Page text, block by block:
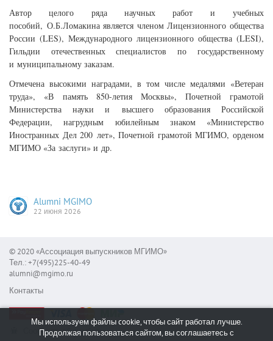
Автор целого ряда научных работ и учебных
пособий, О.Б.Ломакина является членом Лицензионного общества
России (LES), Международного лицензионного общества (LESI),
Гильдии отечественных специалистов по государственному
и муниципальному заказам.
Отмечена высокими наградами, в том числе медалями «Ветеран
труда», «В память 850-летия Москвы», Почетной грамотой
Министерства науки и высшего образования Российской
Федерации, нагрудным юбилейным знаком «Министерство
Иностранных Дел 200 лет», Почетной грамотой МГИМО, орденом
МГИМО «За заслуги» и др.
Alumni MGIMO
22 июня 2026
© 2020 «Ассоциация выпускников МГИМО»
Тел.: +7(495)225-40-49
alumni@mgimo.ru
Контакты
Сообщить об ошибке
Мы используем файлы cookie, чтобы сайт работал лучше.
Продолжая пользоваться сайтом, вы соглашаетесь с